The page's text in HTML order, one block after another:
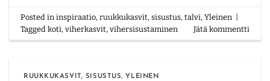
Posted ininspiraatio,ruukkukasvit,sisustus,talvi,Yleinen |
Taggedkoti,viherkasvit,vihersisustaminen Jätä kommentti
RUUKKUKASVIT , SISUSTUS, YLEINEN